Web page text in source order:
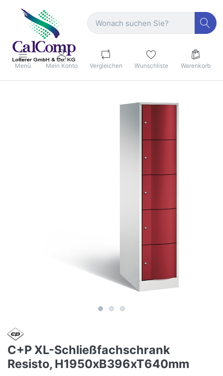
Menü Mein Konto Vergleichen Wunschliste Warenkorb
C+P XL-Schließfachschrank
Resisto, H1950xB396xT640mm